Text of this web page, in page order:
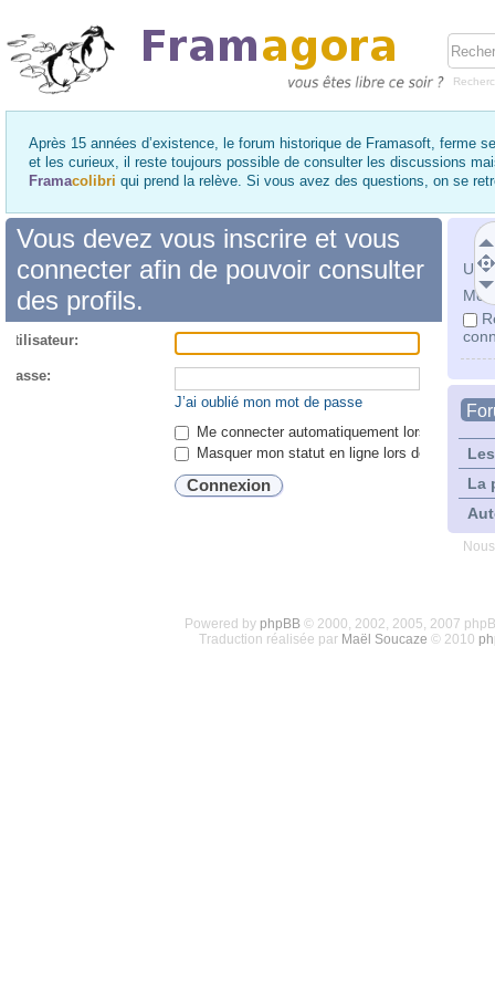
Après 15 années d’existence, le forum historique de Framasoft, ferme
et les curieux, il reste toujours possible de consulter les discussions
Framacolibri qui prend la relève. Si vous avez des questions, on se
Mot
La
Vous devez vous inscrire et vous
connecter afin de pouvoir consulter
des profils.
passe:
J’ai oublié mon mot de passe
Me connecter automatiquement lors de
Masquer mon statut en ligne lors de cette
Powered by phpBB© 2000, 2002, 2005, 2007
Traduction réalisée par Maël Soucaze © 2010